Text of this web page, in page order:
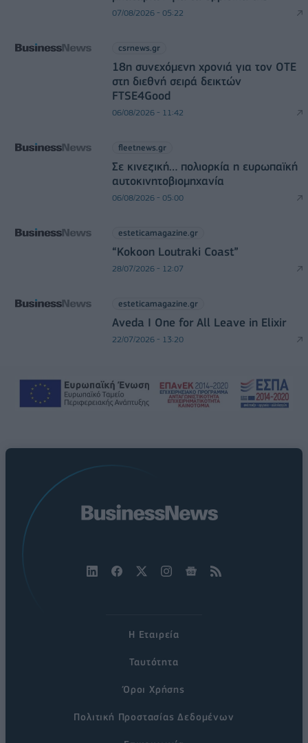
07/08/2026 - 05:22
csrnews.gr
18η συνεχόμενη χρονιά για τον ΟΤΕ
στη διεθνή σειρά δεικτών
FTSE4Good
06/08/2026 - 11:42
fleetnews.gr
Σε κινεζική… πολιορκία η ευρωπαϊκή
αυτοκινητοβιομηχανία
06/08/2026 - 05:00
esteticamagazine.gr
“Kokoon Loutraki Coast”
28/07/2026 - 12:07
esteticamagazine.gr
Aveda I One for All Leave in Elixir
22/07/2026 - 13:20
Η Εταιρεία
Ταυτότητα
Όροι Χρήσης
Πολιτική Προστασίας Δεδομένων